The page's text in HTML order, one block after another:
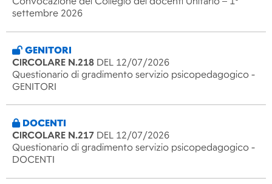
settembre 2026
GENITORI
CIRCOLARE N.218 DEL 12/07/2026
Questionario di gradimento servizio psicopedagogico -
GENITORI
DOCENTI
CIRCOLARE N.217 DEL 12/07/2026
Questionario di gradimento servizio psicopedagogico -
DOCENTI